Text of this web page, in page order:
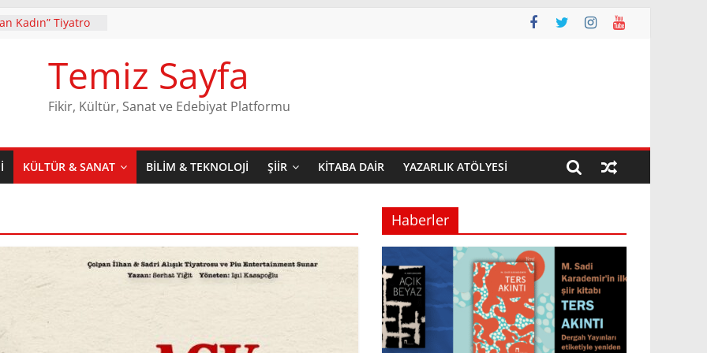
Kadın” Tiyatro
ilk şiir kitabı
Baskısı Dergâh
raflarda yerini
Yıldırım
Teatral Bir
Mi
Temiz Sayfa
Fikir, Kültür, Sanat ve Edebiyat Platformu
KÜLTÜR & SANAT BILIM & TEKNOLOJI ŞIIR KITABA DAIR YAZARLIK ATÖLYESI
Haberler